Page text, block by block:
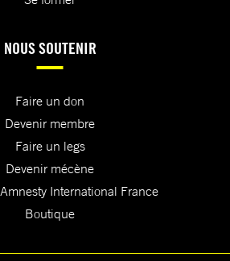
NOUS SOUTENIR
Faire un don
Devenir membre
Faire un legs
Devenir mécène
International France
Boutique